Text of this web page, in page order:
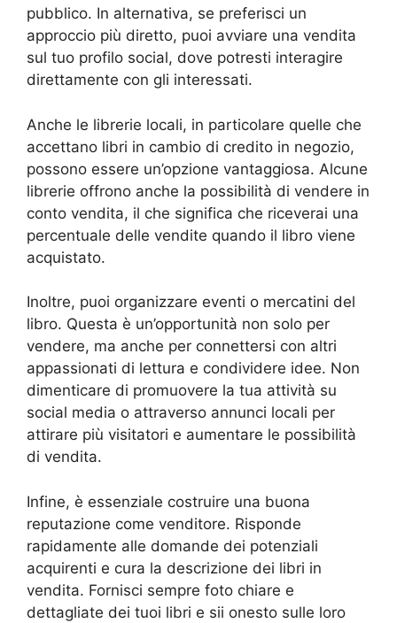
pubblico. In alternativa, se preferisci un
approccio più diretto, puoi avviare una vendita
sul tuo profilo social, dove potresti interagire
direttamente con gli interessati.
Anche le librerie locali, in particolare quelle che
accettano libri in cambio di credito in negozio,
possono essere un’opzione vantaggiosa. Alcune
librerie offrono anche la possibilità di vendere in
conto vendita, il che significa che riceverai una
percentuale delle vendite quando il libro viene
acquistato.
Inoltre, puoi organizzare eventi o mercatini del
libro. Questa è un’opportunità non solo per
vendere, ma anche per connettersi con altri
appassionati di lettura e condividere idee. Non
dimenticare di promuovere la tua attività su
social media o attraverso annunci locali per
attirare più visitatori e aumentare le possibilità
di vendita.
Infine, è essenziale costruire una buona
reputazione come venditore. Risponde
rapidamente alle domande dei potenziali
acquirenti e cura la descrizione dei libri in
vendita. Fornisci sempre foto chiare e
dettagliate dei tuoi libri e sii onesto sulle loro